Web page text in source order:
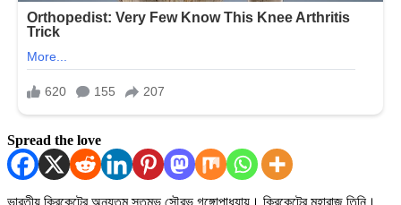
Spread the love
ভারতীয় ক্রিকেটের অন্যতম স্তম্ভ সৌরভ গঙ্গোপাধ্যায়। ক্রিকেটের মহারাজ তিনি।